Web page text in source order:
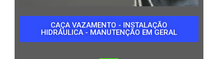
CAÇA VAZAMENTO - INSTALAÇÃO
HIDRÁULICA - MANUTENÇÃO EM GERAL